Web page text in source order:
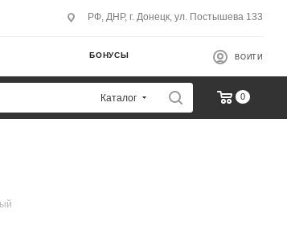
РФ, ДНР, г. Донецк, ул. Постышева 133
БОНУСЫ ВОЙТИ
Каталог 0